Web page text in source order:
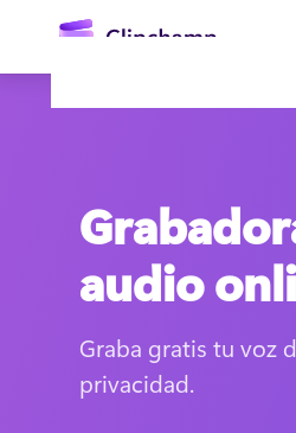
principal
audio
Graba gratis tu voz
privacidad.